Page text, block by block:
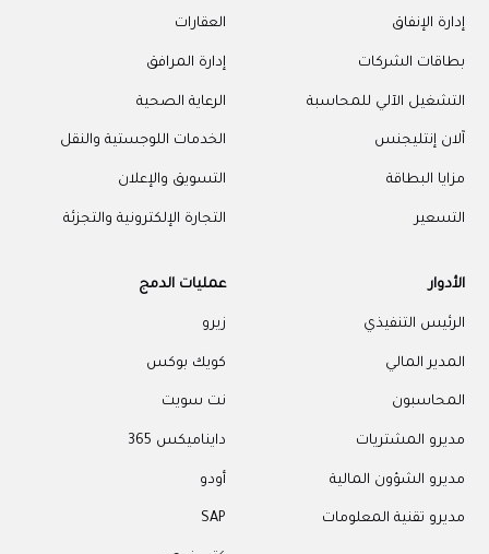
إدارة الإنفاق
بطاقات الشركات
التشغيل الآلي للمحاسبة
آلان إنتليجنس
مزايا البطاقة
التسعير
العقارات
إدارة المرافق
الرعاية الصحية
الخدمات اللوجستية والنقل
التسويق والإعلان
التجارة الإلكترونية والتجزئة
الأدوار
الرئيس التنفيذي
المدير المالي
المحاسبون
مديرو المشتريات
مديرو الشؤون المالية
مديرو تقنية المعلومات
عمليات الدمج
زيرو
كويك بوكس
نت سويت
دايناميكس 365
أودو
SAP